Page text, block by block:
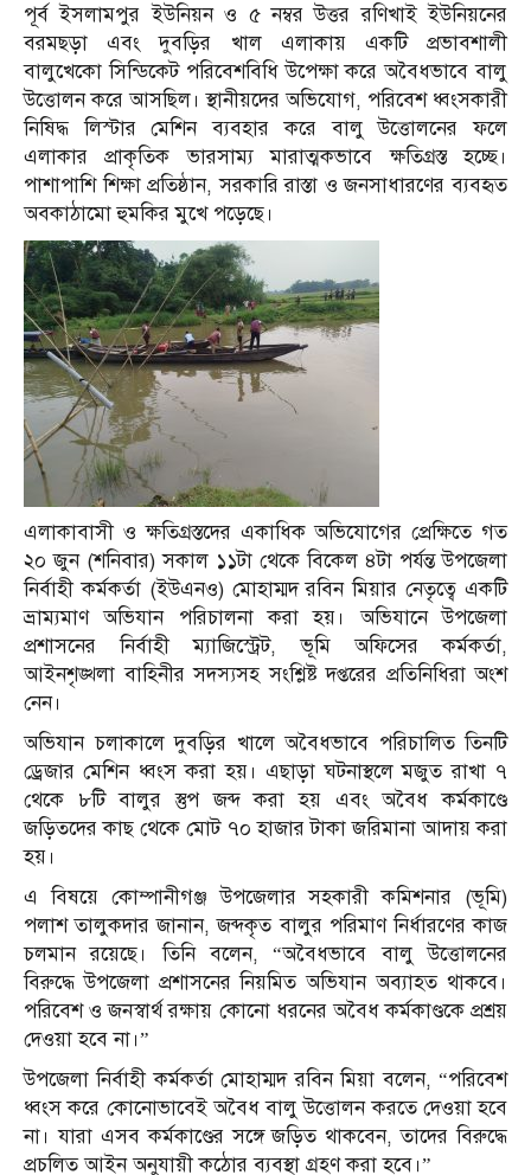
পূর্ব ইসলামপুর ইউনিয়ন ও ৫ নম্বর উত্তর রণিখাই ইউনিয়নের
বরমছড়া এবং দুবড়ির খাল এলাকায় একটি প্রভাবশালী
বালুখেকো সিন্ডিকেট পরিবেশবিধি উপেক্ষা করে অবৈধভাবে বালু
উত্তোলন করে আসছিল। স্থানীয়দের অভিযোগ, পরিবেশ ধ্বংসকারী
নিষিদ্ধ লিস্টার মেশিন ব্যবহার করে বালু উত্তোলনের ফলে
এলাকার প্রাকৃতিক ভারসাম্য মারাত্মকভাবে ক্ষতিগ্রস্ত হচ্ছে।
পাশাপাশি শিক্ষা প্রতিষ্ঠান, সরকারি রাস্তা ও জনসাধারণের ব্যবহৃত
অবকাঠামো হুমকির মুখে পড়েছে।
এলাকাবাসী ও ক্ষতিগ্রস্তদের একাধিক অভিযোগের প্রেক্ষিতে গত
২০ জুন (শনিবার) সকাল ১১টা থেকে বিকেল ৪টা পর্যন্ত উপজেলা
নির্বাহী কর্মকর্তা (ইউএনও) মোহাম্মদ রবিন মিয়ার নেতৃত্বে একটি
ভ্রাম্যমাণ অভিযান পরিচালনা করা হয়। অভিযানে উপজেলা
প্রশাসনের নির্বাহী ম্যাজিস্ট্রেট, ভূমি অফিসের কর্মকর্তা,
আইনশৃঙ্খলা বাহিনীর সদস্যসহ সংশ্লিষ্ট দপ্তরের প্রতিনিধিরা অংশ
নেন।
অভিযান চলাকালে দুবড়ির খালে অবৈধভাবে পরিচালিত তিনটি
ড্রেজার মেশিন ধ্বংস করা হয়। এছাড়া ঘটনাস্থলে মজুত রাখা ৭
থেকে ৮টি বালুর স্তুপ জব্দ করা হয় এবং অবৈধ কর্মকাণ্ডে
জড়িতদের কাছ থেকে মোট ৭০ হাজার টাকা জরিমানা আদায় করা
হয়।
এ বিষয়ে কোম্পানীগঞ্জ উপজেলার সহকারী কমিশনার (ভূমি)
পলাশ তালুকদার জানান, জব্দকৃত বালুর পরিমাণ নির্ধারণের কাজ
চলমান রয়েছে। তিনি বলেন, “অবৈধভাবে বালু উত্তোলনের
বিরুদ্ধে উপজেলা প্রশাসনের নিয়মিত অভিযান অব্যাহত থাকবে।
পরিবেশ ও জনস্বার্থ রক্ষায় কোনো ধরনের অবৈধ কর্মকাণ্ডকে প্রশ্রয়
দেওয়া হবে না।”
উপজেলা নির্বাহী কর্মকর্তা মোহাম্মদ রবিন মিয়া বলেন, “পরিবেশ
ধ্বংস করে কোনোভাবেই অবৈধ বালু উত্তোলন করতে দেওয়া হবে
না। যারা এসব কর্মকাণ্ডের সঙ্গে জড়িত থাকবেন, তাদের বিরুদ্ধে
প্রচলিত আইন অনুযায়ী কঠোর ব্যবস্থা গ্রহণ করা হবে।”